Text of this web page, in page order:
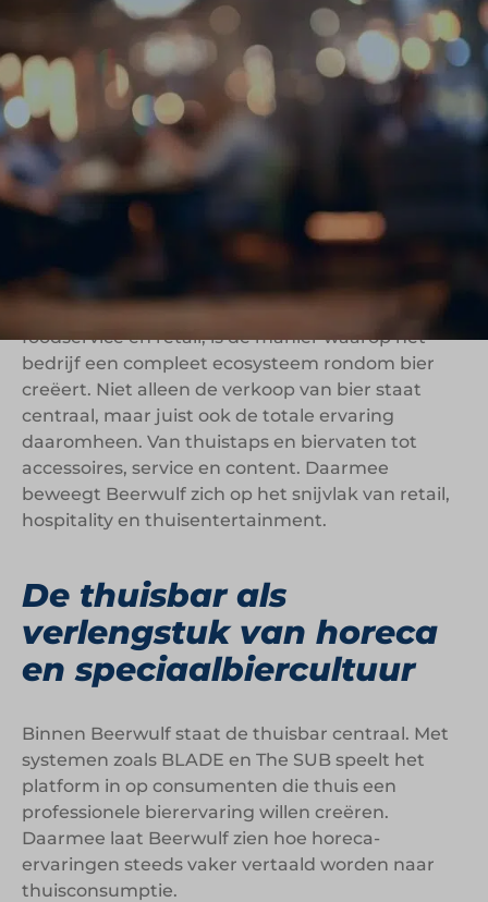
Beerwulf.com speelt in op een ontwikkeling die
de afgelopen jaren sterk is gegroeid: de
verschuiving van bierbeleving naar
thuisconsumptie. Het platform richt zich volledig
op bierliefhebbers die thuis, op kantoor of in
kleinschalige hospitalityomgevingen willen
genieten van speciaalbier en tapbeleving. Daarbij
combineert Beerwulf e-commerce, apparatuur,
content en assortiment binnen één digitaal
platform.
Wat Beerwulf interessant maakt binnen
foodservice en retail, is de manier waarop het
bedrijf een compleet ecosysteem rondom bier
creëert. Niet alleen de verkoop van bier staat
centraal, maar juist ook de totale ervaring
daaromheen. Van thuistaps en biervaten tot
accessoires, service en content. Daarmee
beweegt Beerwulf zich op het snijvlak van retail,
hospitality en thuisentertainment.
De thuisbar als
verlengstuk van horeca
en speciaalbiercultuur
Binnen Beerwulf staat de thuisbar centraal. Met
systemen zoals BLADE en The SUB speelt het
platform in op consumenten die thuis een
professionele bierervaring willen creëren.
Daarmee laat Beerwulf zien hoe horeca-
ervaringen steeds vaker vertaald worden naar
thuisconsumptie.